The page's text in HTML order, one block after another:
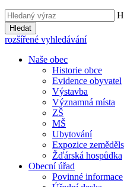
Hledat
rozšířené vyhledávání
Naše obec
Historie obce
Evidence obyvatel
Výstavba
Významná místa
ZŠ
MŠ
Ubytování
Expozice
Žďárská hospůdka
Obecní úřad
Povinné informace